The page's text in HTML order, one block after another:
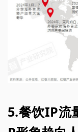
5.餐饮IP流